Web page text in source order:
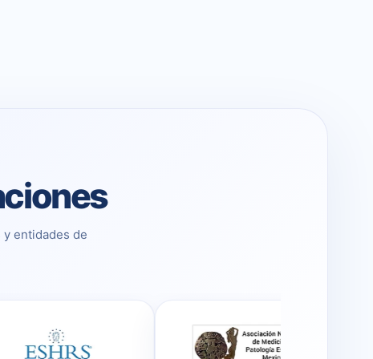
entidades de